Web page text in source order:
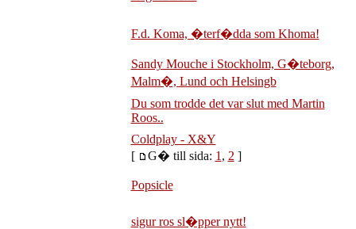
F.d. Koma, �terf�dda som Khoma!
Sandy Mouche i Stockholm, G�teborg,
Malm�, Lund och Helsingb
Du som trodde det var slut med Martin
Roos..
Coldplay - X&Y
[
G� till sida: 1 , 2 ]
Popsicle
sigur ros sl�pper nytt!